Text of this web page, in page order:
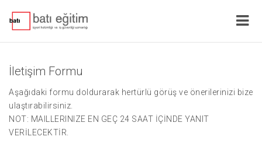
İletişim Formu
Aşağıdaki formu doldurarak hertürlü görüş ve önerilerinizi bize
ulaştırabilirsiniz.
NOT: MAILLERINIZE EN GEÇ 24 SAAT İÇİNDE YANIT
VERİLECEKTİR.